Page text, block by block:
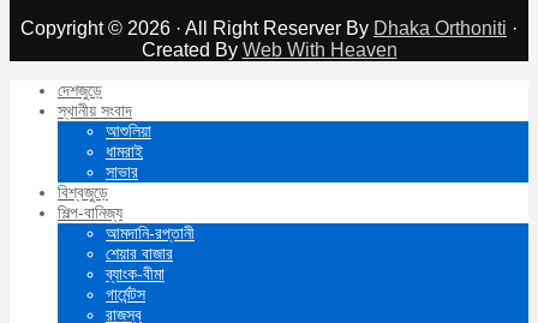
Copyright © 2026 · All Right Reserver By Dhaka Orthoniti ·
Created By Web With Heaven
দেশজুড়ে
স্থানীয় সংবাদ
আশুলিয়া
ধামরাই
সাভার
বিশ্বজুড়ে
শিল্প-বানিজ্য
আমদানি-রপ্তানী
শেয়ার বাজার
ব্যাংক-বীমা
গার্মেন্টস
রাজস্ব